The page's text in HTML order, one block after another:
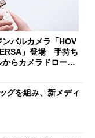
ンバルカメラ「HOV
」登場 手持ち
からカメラドローン
グを組み、新メディ